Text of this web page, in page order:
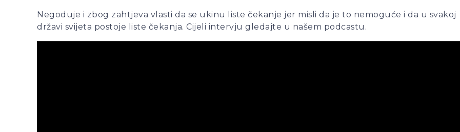
Negoduje i zbog zahtjeva vlasti da se ukinu liste čekanje jer misli da je to nemoguće i da u svakoj
državi svijeta postoje liste čekanja. Cijeli intervju gledajte u našem podcastu.